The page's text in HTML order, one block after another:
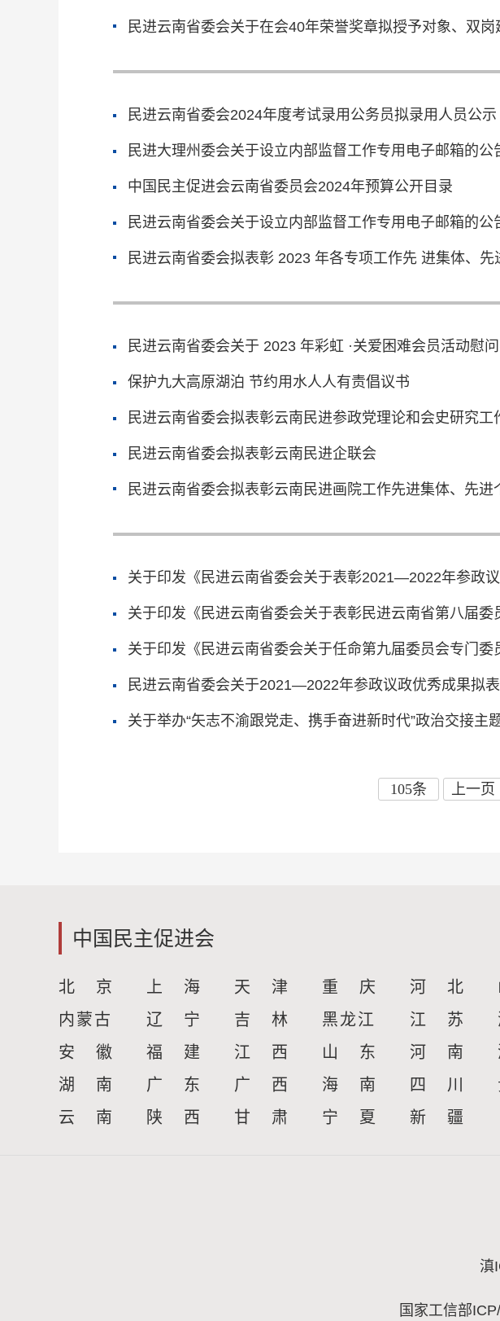
民进云南省委会关于在会40年荣誉奖章拟授予对象、双
民进云南省委会2024年度考试录用公务员拟录用人员公示
民进大理州委会关于设立内部监督工作专用电子邮箱的公
中国民主促进会云南省委员会2024年预算公开目录
民进云南省委会关于设立内部监督工作专用电子邮箱的公
民进云南省委会拟表彰 2023 年各专项工作先 进集体、先
民进云南省委会关于 2023 年彩虹 ·关爱困难会员活动慰
保护九大高原湖泊 节约用水人人有责倡议书
民进云南省委会拟表彰云南民进参政党理论和会史研究
民进云南省委会拟表彰云南民进企联会
民进云南省委会拟表彰云南民进画院工作先进集体、先进
关于印发《民进云南省委会关于表彰2021—2022年参政
关于印发《民进云南省委会关于表彰民进云南省第八届
定》的通知
关于印发《民进云南省委会关于任命第九届委员会专门
民进云南省委会关于2021—2022年参政议政优秀成果拟
关于举办“矢志不渝跟党走、携手奋进新时代”政治交接
105条 上一页
中国民主促进会
北 京 上 海 天 津 重 庆 河 北
内蒙古
辽 宁 吉 林 黑龙江 江 苏
安 徽
福 建 江 西 山 东 河 南
湖 南
广 东 广 西 海 南 四 川
云 南
陕 西 甘 肃 宁 夏 新 疆
滇
国家工信部